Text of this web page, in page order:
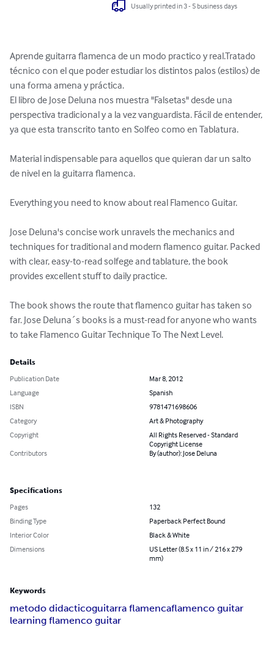
Usually printed in 3 - 5 business days
Aprende guitarra flamenca de un modo practico y real.Tratado
técnico con el que poder estudiar los distintos palos (estilos) de
una forma amena y práctica.
El libro de Jose Deluna nos muestra "Falsetas" desde una
perspectiva tradicional y a la vez vanguardista. Fácil de entender,
ya que esta transcrito tanto en Solfeo como en Tablatura.
Material indispensable para aquellos que quieran dar un salto
de nivel en la guitarra flamenca.
Everything you need to know about real Flamenco Guitar.
Jose Deluna's concise work unravels the mechanics and
techniques for traditional and modern flamenco guitar. Packed
with clear, easy-to-read solfege and tablature, the book
provides excellent stuff to daily practice.
The book shows the route that flamenco guitar has taken so
far. Jose Deluna´s books is a must-read for anyone who wants
to take Flamenco Guitar Technique To The Next Level.
Details
Publication Date
Mar 8, 2012
Language
Spanish
ISBN
9781471698606
Category
Art & Photography
Copyright
All Rights Reserved - Standard
Copyright License
Contributors
By (author): Jose Deluna
Specifications
Pages
132
Binding Type
Paperback Perfect Bound
Interior Color
Black & White
Dimensions
US Letter (8.5 x 11 in / 216 x 279
mm)
Keywords
metodo didacticoguitarra flamencaflamenco guitar
learning flamenco guitar